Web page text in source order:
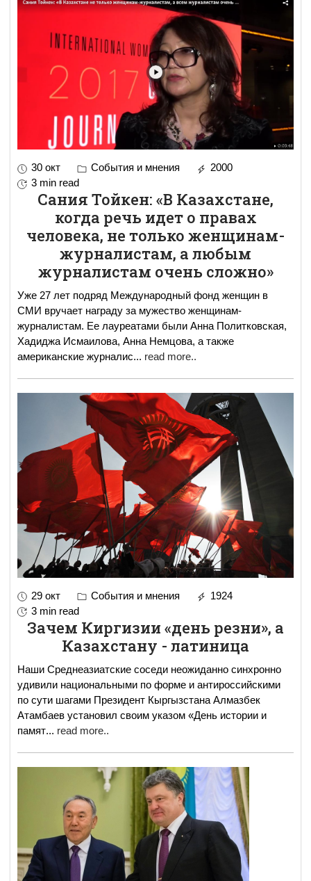
30 окт События и мнения
2000
3 min read
Сания Тойкен: «В Казахстане,
когда речь идет о правах
человека, не только женщинам-
журналистам, а любым
журналистам очень сложно»
Уже 27 лет подряд Международный фонд женщин в
СМИ вручает награду за мужество женщинам-
журналистам. Ее лауреатами были Анна Политковская,
Хадиджа Исмаилова, Анна Немцова, а также
американские журналис... read more..
29 окт События и мнения
1924
3 min read
Зачем Киргизии «день резни», а
Казахстану - латиница
Наши Среднеазиатские соседи неожиданно синхронно
удивили национальными по форме и антироссийскими
по сути шагами Президент Кыргызстана Алмазбек
Атамбаев установил своим указом «День истории и
памят... read more..